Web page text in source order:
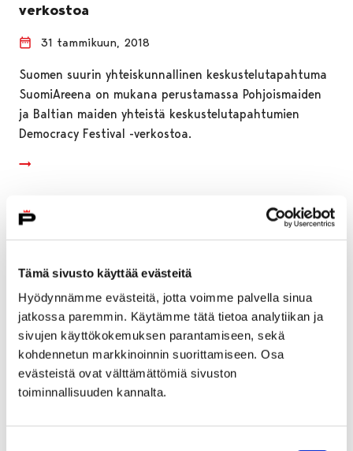
Tämä sivusto käyttää evästeitä
Hyödynnämme evästeitä, jotta voimme palvella sinua
jatkossa paremmin. Käytämme tätä tietoa analytiikan ja
sivujen käyttökokemuksen parantamiseen, sekä
kohdennetun markkinoinnin suorittamiseen. Osa
evästeistä ovat välttämättömiä sivuston
toiminnallisuuden kannalta.
verkostoa
31 tammikuun, 2018
Suomen suurin yhteiskunnallinen keskustelutapahtuma
SuomiAreena on mukana perustamassa Pohjoismaiden
ja Baltian maiden yhteistä keskustelutapahtumien
Democracy Festival -verkostoa.
Porilaisuus, naapurit, tulevaisuus ja hyvä arki
– näistä on ensi kesän Asuntomessut Porissa